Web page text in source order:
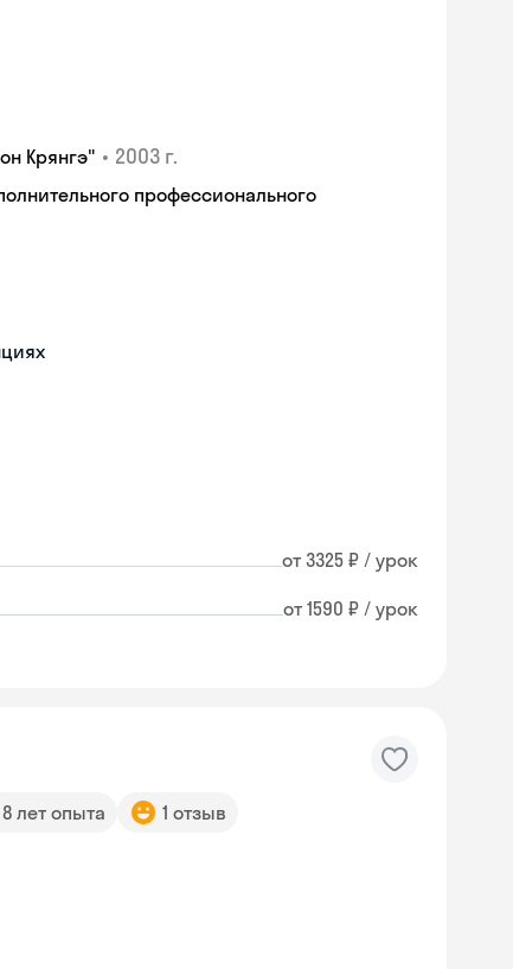
Крянгэ" • 2003 г.
профессионального
от 3325 ₽ / урок
от 1590 ₽ / урок
8 лет опыта 1 отзыв